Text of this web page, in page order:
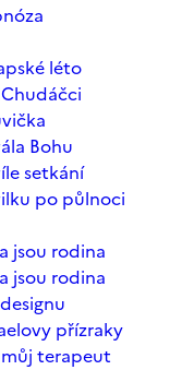
léto
Chudáčci
Bohu
setkání
po půlnoci
jsou rodina
jsou rodina
přízraky
terapeut